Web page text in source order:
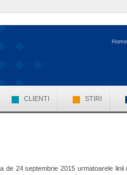
Home
CLIENTI STIRI
24 septembrie 2015 urmatoarele